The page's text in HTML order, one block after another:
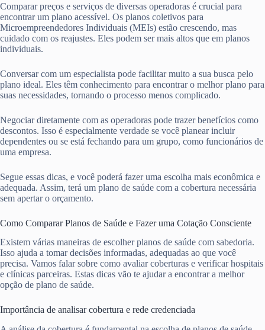
Comparar preços e serviços de diversas operadoras é crucial para
encontrar um plano acessível. Os planos coletivos para
Microempreendedores Individuais (MEIs) estão crescendo, mas
cuidado com os reajustes. Eles podem ser mais altos que em planos
individuais.
Conversar com um especialista pode facilitar muito a sua busca pelo
plano ideal. Eles têm conhecimento para encontrar o melhor plano para
suas necessidades, tornando o processo menos complicado.
Negociar diretamente com as operadoras pode trazer benefícios como
descontos. Isso é especialmente verdade se você planear incluir
dependentes ou se está fechando para um grupo, como funcionários de
uma empresa.
Segue essas dicas, e você poderá fazer uma escolha mais econômica e
adequada. Assim, terá um plano de saúde com a cobertura necessária
sem apertar o orçamento.
Como Comparar Planos de Saúde e Fazer uma Cotação Consciente
Existem várias maneiras de escolher planos de saúde com sabedoria.
Isso ajuda a tomar decisões informadas, adequadas ao que você
precisa. Vamos falar sobre como avaliar coberturas e verificar hospitais
e clínicas parceiras. Estas dicas vão te ajudar a encontrar a melhor
opção de plano de saúde.
Importância de analisar cobertura e rede credenciada